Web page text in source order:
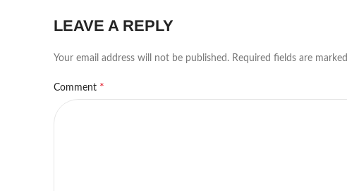
LEAVE A REPLY
Your email address will not be published. Required fields are marked
Comment *